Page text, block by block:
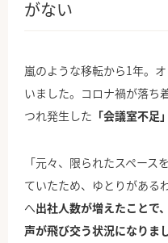
がない
嵐のような移転から1年。
いました。コロナ禍が落ち
つれ発生した 「会議室不足
「元々、限られたスペー
ていたため、ゆとりがある
へ出社人数が増えたことで
声が飛び交う状況になりまし